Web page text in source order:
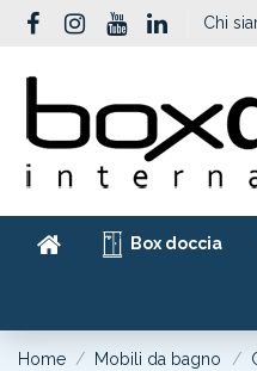
Chi
Box doccia
Home Mobili da bagno